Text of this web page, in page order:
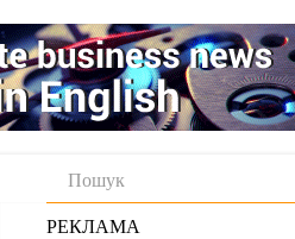
РЕКЛАМА